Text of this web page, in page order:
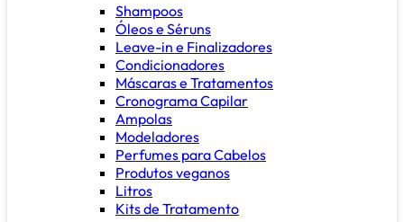
Shampoos
Óleos e Séruns
Leave-in e Finalizadores
Condicionadores
Máscaras e Tratamentos
Cronograma Capilar
Ampolas
Modeladores
Perfumes para Cabelos
Produtos veganos
Litros
Kits de Tratamento